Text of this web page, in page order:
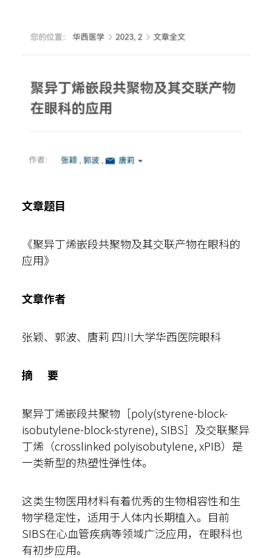
文章题目
《聚异丁烯嵌段共聚物及其交联产物在眼科的
应用》
文章作者
张颖、郭波、唐莉 四川大学华西医院眼科
摘 要
聚异丁烯嵌段共聚物［poly(styrene-block-
isobutylene-block-styrene), SIBS］及交联聚异
丁烯（crosslinked polyisobutylene, xPIB）是
一类新型的热塑性弹性体。
这类生物医用材料有着优秀的生物相容性和生
物学稳定性，适用于人体内长期植入。目前
SIBS在心血管疾病等领域广泛应用，在眼科也
有初步应用。